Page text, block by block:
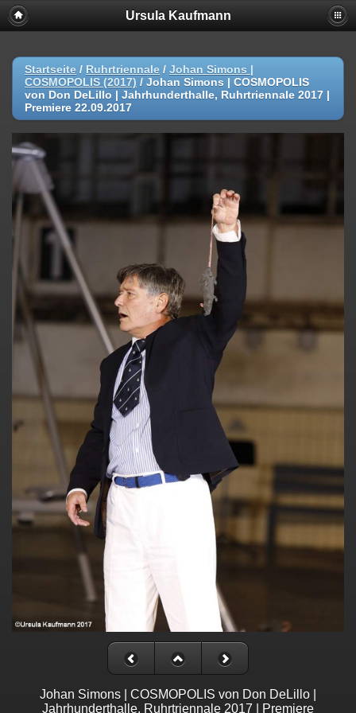
Ursula Kaufmann
Startseite / Ruhrtriennale / Johan Simons |
COSMOPOLIS (2017) / Johan Simons | COSMOPOLIS
von Don DeLillo | Jahrhunderthalle, Ruhrtriennale 2017 |
Premiere 22.09.2017
Johan Simons | COSMOPOLIS von Don DeLillo |
Jahrhunderthalle, Ruhrtriennale 2017 | Premiere